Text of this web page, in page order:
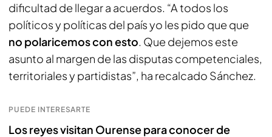
dificultad de llegar a acuerdos. “A todos los
políticos y políticas del país yo les pido que que
no polaricemos con esto. Que dejemos este
asunto al margen de las disputas competenciales,
territoriales y partidistas”, ha recalcado Sánchez.
PUEDE INTERESARTE
Los reyes visitan Ourense para conocer de